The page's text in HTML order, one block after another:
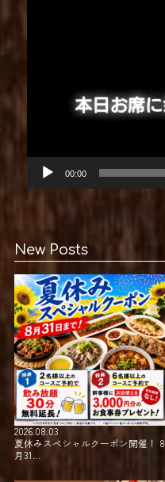
00:00
New Posts
2026.08.03
夏休みスペシャルクーポン開催！ 8
月31…